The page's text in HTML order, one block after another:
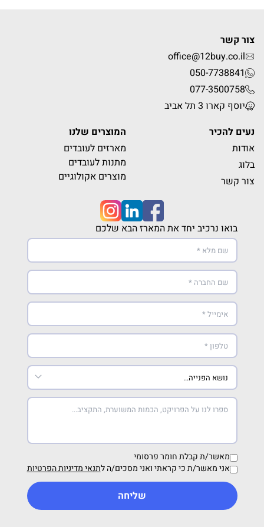
צור קשר
office@12buy.co.il
050-7738841
077-3500758
יוסף קארו 3 תל אביב
נעים להכיר
אודות
בלוג
צור קשר
המוצרים שלנו
מארזים לעובדים
מתנות לעובדים
מוצרים אקולוגיים
בואו נרכיב יחד את המארז הבא שלכם
מאשר/ת קבלת חומר פרסומי
אני מאשר/ת כי קראתי ואני מסכים/ה לתנאי מדיניות הפרטיות
שליחה